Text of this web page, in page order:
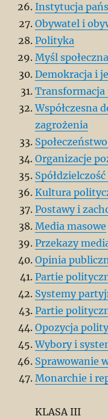
Instytucja
Obywatel i
Polityka
Myśl społeczna
Demokracja i
Transformacja
Współczesna
zagrożenia
Organizacje
Kultura
Postawy i
Media masowe
Przekazy
Opinia
Partie
Systemy
Partie
Opozycja
Wybory i
Sprawowanie
Monarchie i
KLASA III